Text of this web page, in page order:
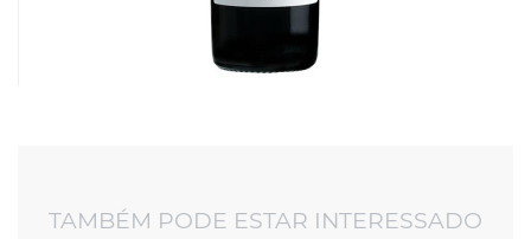
TAMBÉM PODE ESTAR INTERESSADO